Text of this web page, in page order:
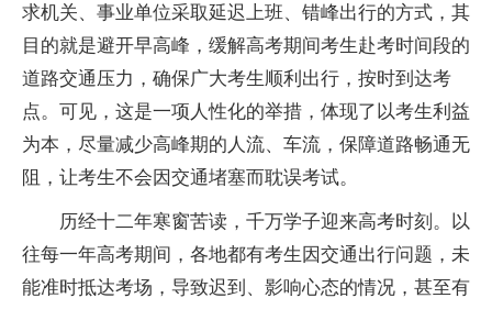
求机关、事业单位采取延迟上班、错峰出行的方式，其
目的就是避开早高峰，缓解高考期间考生赴考时间段的
道路交通压力，确保广大考生顺利出行，按时到达考
点。可见，这是一项人性化的举措，体现了以考生利益
为本，尽量减少高峰期的人流、车流，保障道路畅通无
阻，让考生不会因交通堵塞而耽误考试。
历经十二年寒窗苦读，千万学子迎来高考时刻。以
往每一年高考期间，各地都有考生因交通出行问题，未
能准时抵达考场，导致迟到、影响心态的情况，甚至有